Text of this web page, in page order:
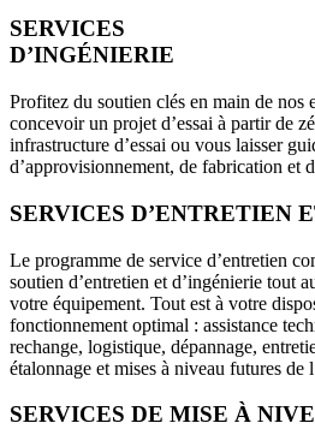
SERVICES
D’INGÉNIERIE
Profitez du soutien clés en main de nos
concevoir un projet d’essai à partir de
infrastructure d’essai ou vous laisser
d’approvisionnement, de fabrication et
SERVICES D’ENTRETIEN
Le programme de service d’entretien
soutien d’entretien et d’ingénierie tout
votre équipement. Tout est à votre
fonctionnement optimal : assistance
rechange, logistique, dépannage,
étalonnage et mises à niveau futures de
SERVICES DE MISE À